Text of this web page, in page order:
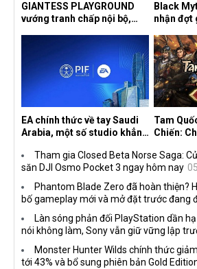
GIANTESS PLAYGROUND
vướng tranh chấp nội bộ,
ngầm chiếm đoạt doanh thu
Black
nhận đợt
trên mọi
EA chính thức về tay Saudi
Arabia, một số studio khẳng
lược DEI
Tam
Chiến:
sáu thị
Tham gia Closed Beta Norse Saga:
săn DJI Osmo Pocket 3 ngay hôm nay
Phantom Blade Zero đã hoàn thiện?
bố gameplay mới và mở đặt trước đang
Làn sóng phản đối PlayStation dần
nói không làm, Sony vẫn giữ vững lập
Monster Hunter Wilds chính thức
tới 43% và bổ sung phiên bản Gold